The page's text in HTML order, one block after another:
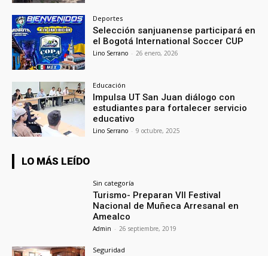
Deportes
Selección sanjuanense participará en
el Bogotá International Soccer CUP
Lino Serrano - 26 enero, 2026
Educación
Impulsa UT San Juan diálogo con
estudiantes para fortalecer servicio
educativo
Lino Serrano - 9 octubre, 2025
LO MÁS LEÍDO
Sin categoría
Turismo- Preparan VII Festival
Nacional de Muñeca Arresanal en
Amealco
Admin - 26 septiembre, 2019
Seguridad